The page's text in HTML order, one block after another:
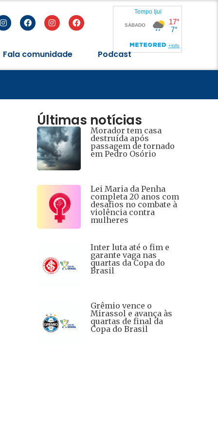
Fala comunidade Podcast
Últimas notícias
Morador tem casa
destruída após
passagem de tornado
em Pedro Osório
Lei Maria da Penha
completa 20 anos com
desafios no combate à
violência contra
mulheres
Inter luta até o fim e
garante vaga nas
quartas da Copa do
Brasil
Grêmio vence o
Mirassol e avança às
quartas de final da
Copa do Brasil